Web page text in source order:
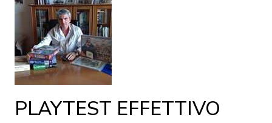
PLAYTEST EFFETTIVO